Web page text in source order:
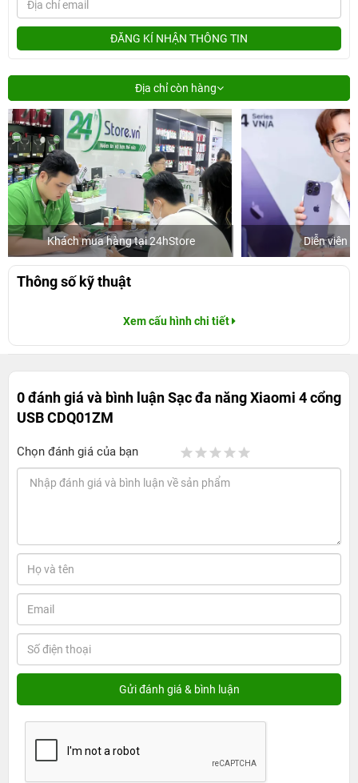
ĐĂNG KÍ NHẬN THÔNG TIN
Địa chỉ còn hàng
Khách mua hàng tại 24hStore Diễn viên
Thông số kỹ thuật
Xem cấu hình chi tiết
0 đánh giá và bình luậnSạc đa năng Xiaomi 4 cổng
USB CDQ01ZM
Chọn đánh giá của bạn